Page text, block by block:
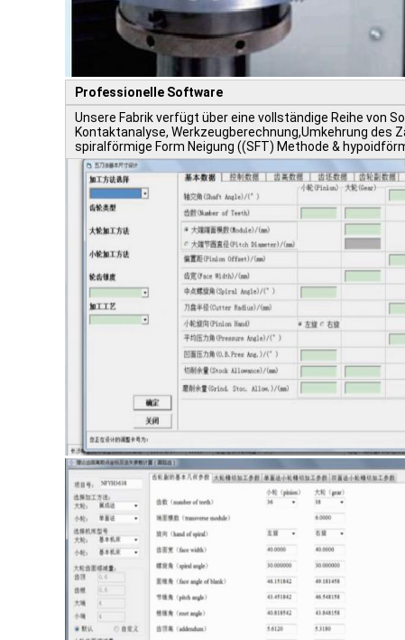
Professionelle Software
Unsere Fabrik verfügt über eine vollständige Reihe von
Kontaktanalyse, Werkzeugberechnung,Umkehrung
spiralförmige Form Neigung ((SFT) Methode &